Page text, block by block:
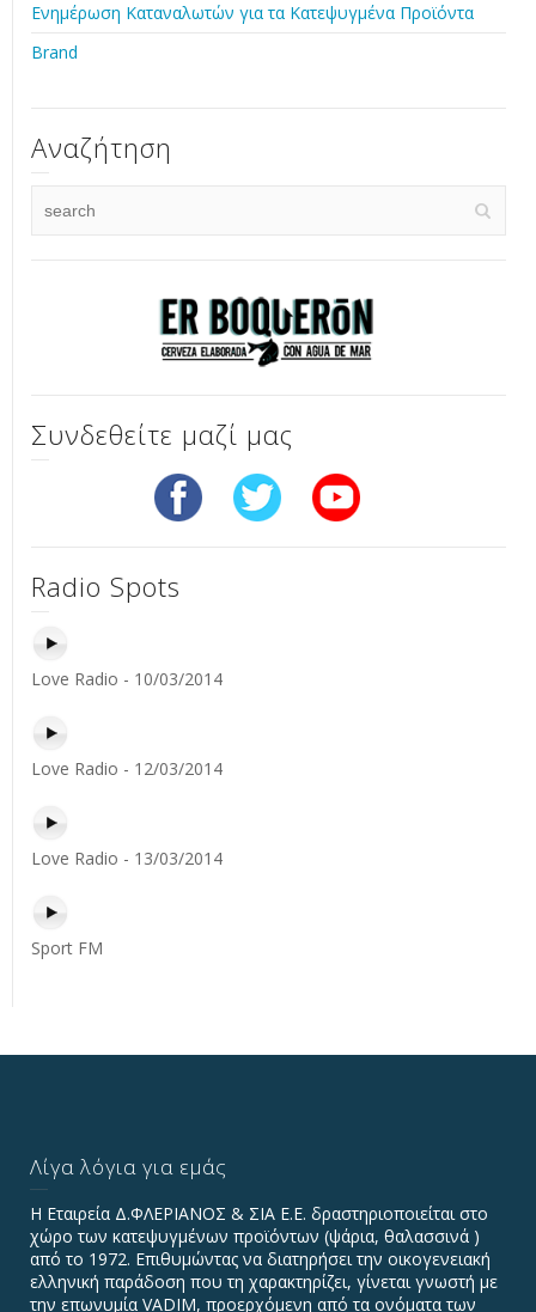
Ενημέρωση Καταναλωτών για τα Κατεψυγμένα Προϊόντα
Brand
Αναζήτηση
Συνδεθείτε μαζί μας
Radio Spots
Love Radio - 10/03/2014
Love Radio - 12/03/2014
Love Radio - 13/03/2014
Sport FM
Λίγα λόγια για εμάς
Η Εταιρεία Δ.ΦΛΕΡΙΑΝΟΣ & ΣΙΑ Ε.Ε. δραστηριοποιείται στο
χώρο των κατεψυγμένων προϊόντων (ψάρια, θαλασσινά )
από το 1972. Επιθυμώντας να διατηρήσει την οικογενειακή
ελληνική παράδοση που τη χαρακτηρίζει, γίνεται γνωστή με
την επωνυμία VADIΜ, προερχόμενη από τα ονόματα των